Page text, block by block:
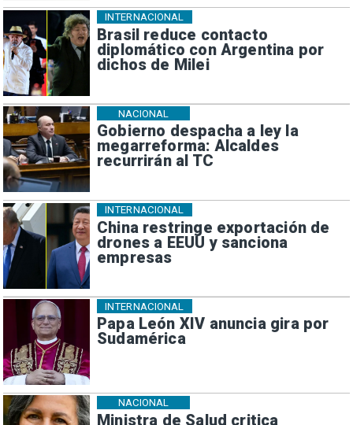
Brasil reduce contacto
diplomático con Argentina por
dichos de Milei
INTERNACIONAL
Gobierno despacha a ley la
megarreforma: Alcaldes
recurrirán al TC
NACIONAL
China restringe exportación de
drones a EEUU y sanciona
empresas
INTERNACIONAL
Papa León XIV anuncia gira por
Sudamérica
INTERNACIONAL
Ministra de Salud critica
NACIONAL